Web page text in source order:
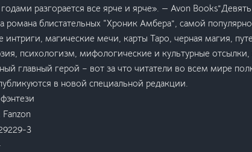
разгорается все ярче и ярче». — Avon
романа блистательных “Хроник Амбера”, самой
магические мечи, карты Таро, черная магия,
психологизм, мифологические и культурные отсылки,
главный герой – вот за что читатели во всем мире
в новой специальной редакции.
3